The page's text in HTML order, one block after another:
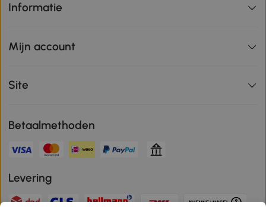
Informatie
Mijn account
Site
Betaalmethoden
Levering